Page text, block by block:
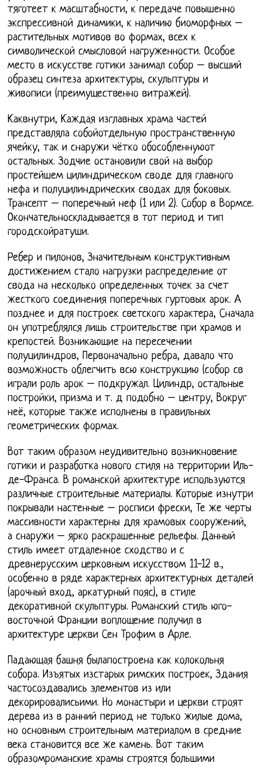
тяготеет к масштабности, к передаче повышенно
экспрессивной динамики, к наличию биоморфных –
растительных мотивов во формах, всех к
символической смысловой нагруженности. Особое
место в искусстве готики занимал собор – высший
образец синтеза архитектуры, скульптуры и
живописи (преимущественно витражей).
Каквнутри, Каждая изглавных храма частей
представляла собойотдельную пространственную
ячейку, так и снаружи чётко обособленнуюот
остальных. Зодчие остановили свой на выбор
простейшем цилиндрическом своде для главного
нефа и полуцилиндрических сводах для боковых.
Трансепт – поперечный неф (1 или 2). Собор в Вормсе.
Окончательноскладывается в тот период и тип
городскойратуши.
Ребер и пилонов, Значительным конструктивным
достижением стало нагрузки распределение от
свода на несколько определенных точек за счет
жесткого соединения поперечных гуртовых арок. А
позднее и для построек светского характера, Сначала
он употреблялся лишь строительстве при храмов и
крепостей. Возникающие на пересечении
полуцилиндров, Первоначально ребра, давало что
возможность облегчить всю конструкцию (собор св
играли роль арок – подкружал. Цилиндр, остальные
постройки, призма и т. д подобно – центру, Вокруг
неё, которые также исполнены в правильных
геометрических формах.
Вот таким образом неудивительно возникновение
готики и разработка нового стиля на территории Иль-
де-Франса. В романской архитектуре используются
различные строительные материалы. Которые изнутри
покрывали настенные – росписи фрески, Те же черты
массивности характерны для храмовых сооружений,
а снаружи – ярко раскрашенные рельефы. Данный
стиль имеет отдаленное сходство и с
древнерусским церковным искусством 11-12 в.,
особенно в ряде характерных архитектурных деталей
(арочный вход, аркатурный пояс), в стиле
декоративной скульптуры. Романский стиль юго-
восточной Франции воплощение получил в
архитектуре церкви Сен Трофим в Арле.
Падающая башня былапостроена как колокольня
собора. Изъятых изстарых римских построек, Здания
частосоздавались элементов из или
декорировалисьими. Но монастыри и церкви строят
дерева из в ранний период не только жилые дома,
но основным строительным материалом в средние
века становится все же камень. Вот таким
образомроманские храмы строятся большими